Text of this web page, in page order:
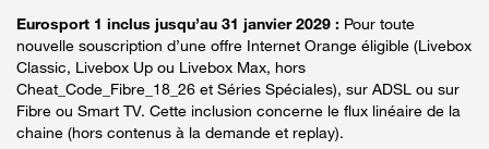
Eurosport 1 inclus jusqu’au 31 janvier 2029 : Pour toute
nouvelle souscription d’une offre Internet Orange éligible (Livebox
Classic, Livebox Up ou Livebox Max, hors
Cheat_Code_Fibre_18_26 et Séries Spéciales), sur ADSL ou sur
Fibre ou Smart TV. Cette inclusion concerne le flux linéaire de la
chaine (hors contenus à la demande et replay).